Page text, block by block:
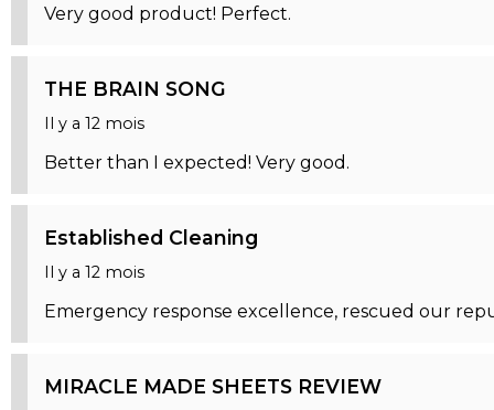
Very good product! Perfect.
THE BRAIN SONG
Il y a 12 mois
Better than I expected! Very good.
Established Cleaning
Il y a 12 mois
Emergency response excellence, rescued our
MIRACLE MADE SHEETS REVIEW